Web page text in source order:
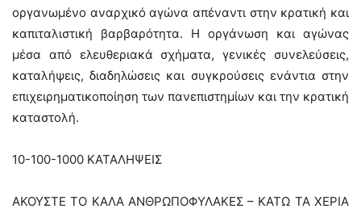
οργανωμένο αναρχικό αγώνα απέναντι στην κρατική και
καπιταλιστική βαρβαρότητα. Η οργάνωση και αγώνας
μέσα από ελευθεριακά σχήματα, γενικές συνελεύσεις,
καταλήψεις, διαδηλώσεις και συγκρούσεις ενάντια στην
επιχειρηματικοποίηση των πανεπιστημίων και την κρατική
καταστολή.
10-100-1000 ΚΑΤΑΛΗΨΕΙΣ
ΑΚΟΥΣΤΕ ΤΟ ΚΑΛΑ ΑΝΘΡΩΠΟΦΥΛΑΚΕΣ – ΚΑΤΩ ΤΑ ΧΕΡΙΑ